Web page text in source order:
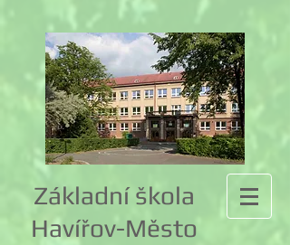
Základní škola
Havířov-Město